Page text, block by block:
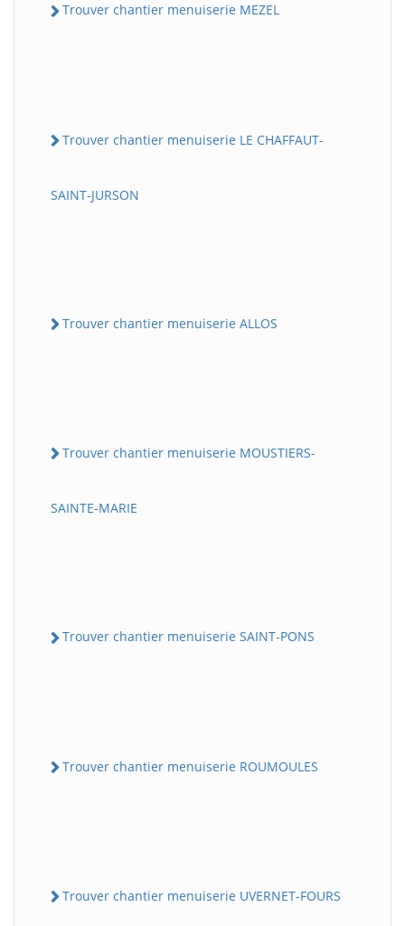
Trouver chantier menuiserie MEZEL
Trouver chantier menuiserie LE CHAFFAUT-
SAINT-JURSON
Trouver chantier menuiserie ALLOS
Trouver chantier menuiserie MOUSTIERS-
SAINTE-MARIE
Trouver chantier menuiserie SAINT-PONS
Trouver chantier menuiserie ROUMOULES
Trouver chantier menuiserie UVERNET-FOURS